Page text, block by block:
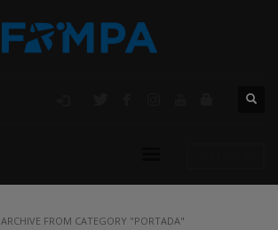
ARCHIVE FROM CATEGORY "PORTADA"